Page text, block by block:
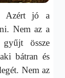
Azért jó a
Nem az a
össze
bátran és
Nem az